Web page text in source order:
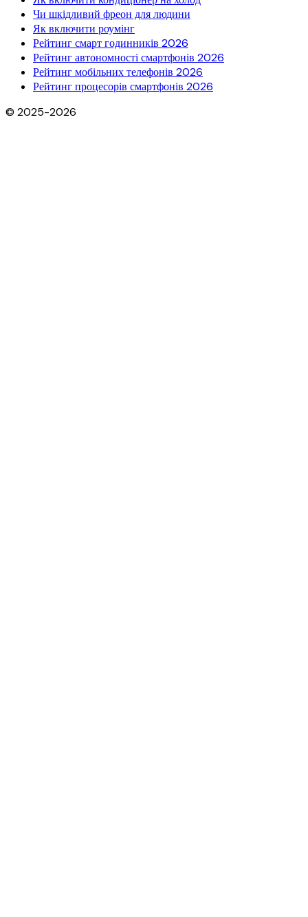
Чи шкідливий фреон для людини
Як включити роумінг
Рейтинг смарт годинників 2026
Рейтинг автономності смартфонів 2026
Рейтинг мобільних телефонів 2026
Рейтинг процесорів смартфонів 2026
© 2025-2026